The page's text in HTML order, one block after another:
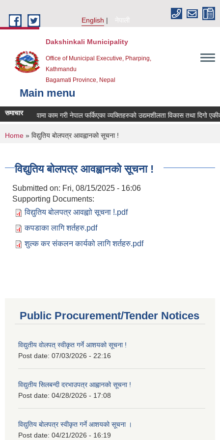
English
नेपाली
Dakshinkali Municipality
Office of Municipal Executive, Pharping,
Kathmandu
Bagamati Province, Nepal
Main menu
समाचारकोरियामा काम गरी नेपाल फर्किएका व्यक्तिहरुको उद्यमशीलता विकास तथा
You are here
Home » विद्युतिय बोलपत्र आवह्वानको सूचना !
विद्युतिय बोलपत्र आवह्वानको सूचना !
Submitted on: Fri, 08/15/2025 - 16:06
Supporting Documents:
विद्युतिय बोलपत्र आवह्वाो सूचना !.pdf
कपडाका लागि शर्तहरु.pdf
शुल्क कर संकलन कार्यको लागि शर्तहरु.pdf
Public Procurement/Tender Notices
विद्युतीय वोलपत् स्वीकृत गर्ने आशयको सूचना !
Post date: 07/03/2026 - 22:16
विद्युतीय सिलबन्दी दरभाउपत्र आह्वानको सूचना !
Post date: 04/28/2026 - 17:08
विद्युतिय बोलपत्र स्वीकृत गर्ने आशयको सूचना ।
Post date: 04/21/2026 - 16:19